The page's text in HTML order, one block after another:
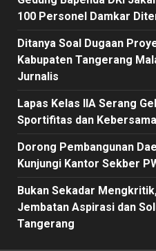
100 Personel Damkar
Ditanya Soal Dugaan
Kabupaten Tangerang
Jurnalis
Lapas Kelas IIA Serang
Sportifitas dan
Dorong Pembangunan
Kunjungi Kantor Sekber
Bukan Sekadar
Jembatan Aspirasi dan
Tangerang